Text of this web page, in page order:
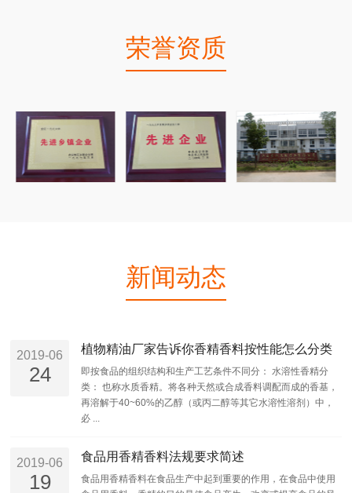
荣誉资质
新闻动态
2019-06
24
植物精油厂家告诉你香精香料按性能怎么分类
即按食品的组织结构和生产工艺条件不同分： 水溶性香精分
类： 也称水质香精。将各种天然或合成香料调配而成的香基，
再溶解于40~60%的乙醇（或丙二醇等其它水溶性溶剂）中，
必 ...
2019-06
19
食品用香精香料法规要求简述
食品用香精香料在食品生产中起到重要的作用，在食品中使用